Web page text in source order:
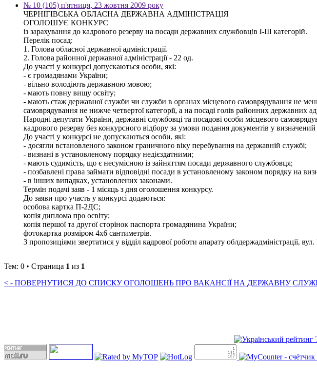
№ 10 (105) п'ятниця, 23 жовтня 2009 року
ЧЕРНІГІВСЬКА ОБЛАСНА ДЕРЖАВНА АДМІНІСТРАЦІЯ
ОГОЛОШУЄ КОНКУРС
із зарахування до кадрового резерву на посади державних службовців І-ІІІ категорій.
Перелік посад:
1. Голова обласної державної адміністрації.
2. Голова районної державної адміністрації - 22 од.
До участі у конкурсі допускаються особи, які:
- є громадянами України;
- вільно володіють державною мовою;
- мають повну вищу освіту;
- мають стаж державної служби чи служби в органах місцевого самоврядування не
самоврядування не нижче четвертої категорії, а на посаді голів районних державних
Народні депутати України, державні службовці та посадові особи місцевого
кадрового резерву без конкурсного відбору за умови подання документів у визначений
До участі у конкурсі не допускаються особи, які:
- досягли встановленого законом граничного віку перебування на державній службі;
- визнані в установленому порядку недієздатними;
- мають судимість, що є несумісною із зайняттям посади державного службовця;
- позбавлені права займати відповідні посади в установленому законом порядку на
- в інших випадках, установлених законами.
Термін подачі заяв - 1 місяць з дня оголошення конкурсу.
До заяви про участь у конкурсі додаються:
особова картка П-2ДС;
копія диплома про освіту;
копія першої та другої сторінок паспорта громадянина України;
фотокартка розміром 4х6 сантиметрів.
З пропозиціями звертатися у відділ кадрової роботи апарату облдержадміністрації,
Тем: 0 • Страница 1 из 1
< - ПОВЕРНУТИСЯ ДО СПИСКУ ОГОЛОШЕНЬ ПРО ВАКАНСІЇ НА ДЕРЖАВНУ